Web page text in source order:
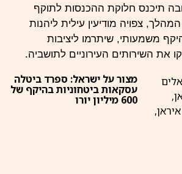
תיכנס חלוקת ההכנסות לתוקף
צפויה מודיעין עילית ליהנות
משמעותי, שיתרמו ליציבות
את השירותים העירוניים לתושביה.
מצור על ישראל: ספרד ביטלה
עסקאות ביטחוניות בהיקף של
600 מיליון יורו